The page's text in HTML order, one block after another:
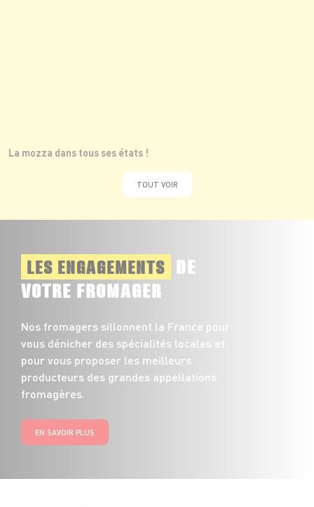
La mozza dans tous ses états !
TOUT VOIR
LES ENGAGEMENTS DE
VOTRE FROMAGER
Nos fromagers sillonnent la France pour
vous dénicher des spécialités locales et
pour vous proposer les meilleurs
producteurs des grandes appellations
fromagères.
EN SAVOIR PLUS